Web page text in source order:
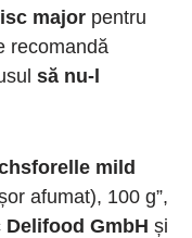
major pentru
recomandă
să nu-l
mild
afumat), 100 g”,
Delifood GmbH și